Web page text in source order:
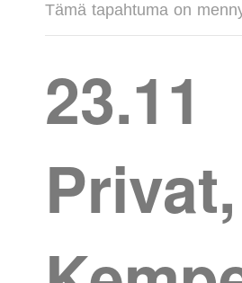
Tämä tapahtuma on
23.11
Privat,